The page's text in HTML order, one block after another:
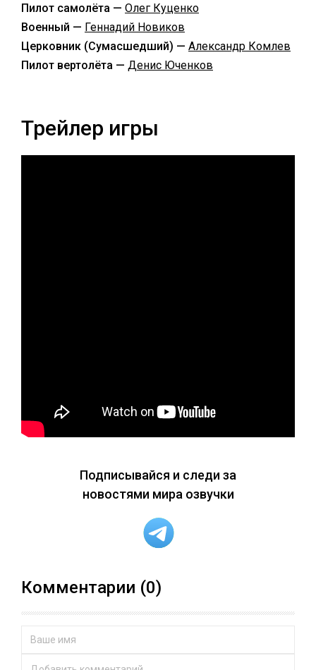
Пилот самолёта — Олег Куценко
Военный — Геннадий Новиков
Церковник (Сумасшедший) — Александр Комлев
Пилот вертолёта — Денис Юченков
Трейлер игры
Подписывайся и следи за
новостями мира озвучки
Комментарии (0)